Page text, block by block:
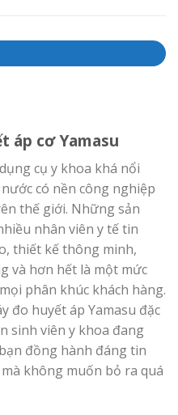
áp cơ Yamasu
cụ y khoa khá nổi
có nền công nghiệp
thế giới. Những sản
nhân viên y tế tin
thiết kế thông minh,
và hơn hết là một mức
phân khúc khách hàng.
đo huyết áp Yamasu đặc
sinh viên y khoa đang
đồng hành đáng tin
không muốn bỏ ra quá